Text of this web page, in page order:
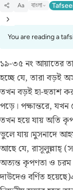
Aa বাংলা
You are reading a
১৯-৩৫ নং আয়াতের
হচ্ছে যে, তারা বড়ই
তখন বড়ই হা-হুতাশ
পড়ে। পক্ষান্তরে,
তখন হয়ে যায় অতি
ভুলে যায়।মুসনাদে
আছে যে, রাসূলুল্লাহ্
অত্যন্ত কৃপণতা ও চরম
দাউদেও বর্ণিত